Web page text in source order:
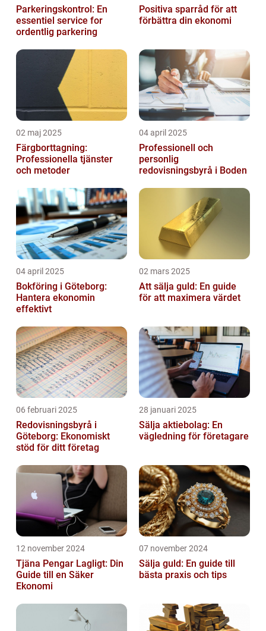
Parkeringskontrol: En
essentiel service for
ordentlig parkering
Positiva sparråd för att
förbättra din ekonomi
02 maj 2025
Färgborttagning:
Professionella tjänster
och metoder
04 april 2025
Professionell och
personlig
redovisningsbyrå i Boden
04 april 2025
Bokföring i Göteborg:
Hantera ekonomin
effektivt
02 mars 2025
Att sälja guld: En guide
för att maximera värdet
06 februari 2025
Redovisningsbyrå i
Göteborg: Ekonomiskt
stöd för ditt företag
28 januari 2025
Sälja aktiebolag: En
vägledning för företagare
12 november 2024
Tjäna Pengar Lagligt: Din
Guide till en Säker
Ekonomi
07 november 2024
Sälja guld: En guide till
bästa praxis och tips